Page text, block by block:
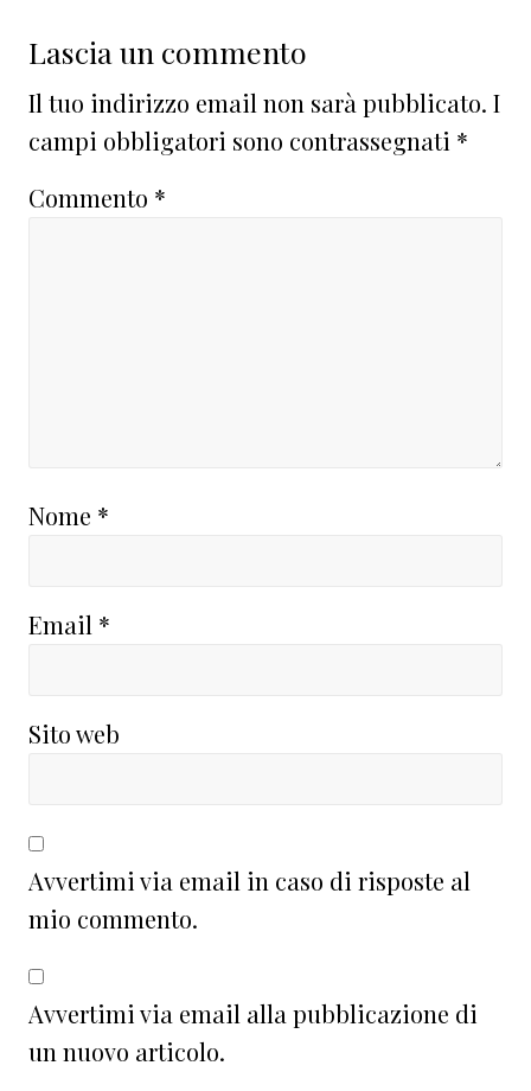
Lascia un commento
Il tuo indirizzo email non sarà pubblicato. I
campi obbligatori sono contrassegnati *
Commento *
Nome *
Email *
Sito web
Avvertimi via email in caso di risposte al
mio commento.
Avvertimi via email alla pubblicazione di
un nuovo articolo.